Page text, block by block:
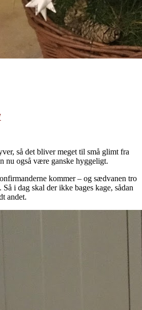
så det bliver meget til små glimt fra
nu også være ganske hyggeligt.
kommer – og sædvanen tro
i dag skal der ikke bages kage, sådan
andet.